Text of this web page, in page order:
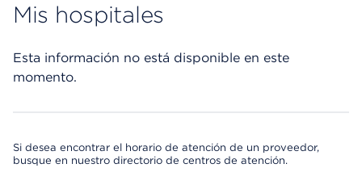
Mis hospitales
Esta información no está disponible en este
momento.
Si desea encontrar el horario de atención de un proveedor,
busque en nuestro directorio de centros de atención.